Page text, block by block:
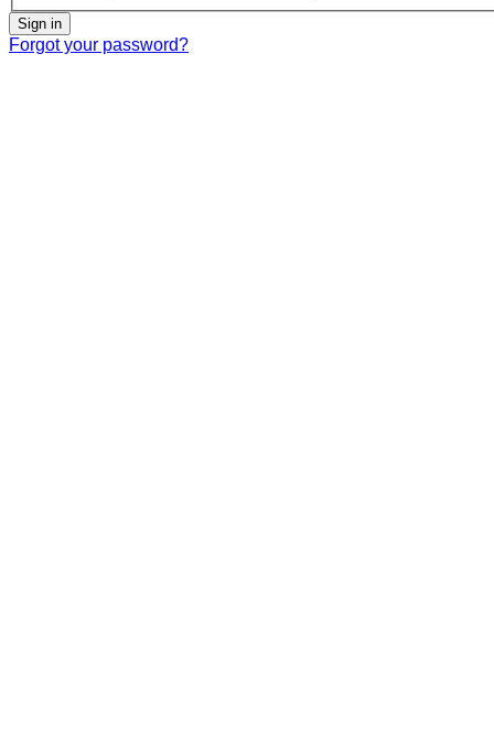
Sign in
Forgot your password?